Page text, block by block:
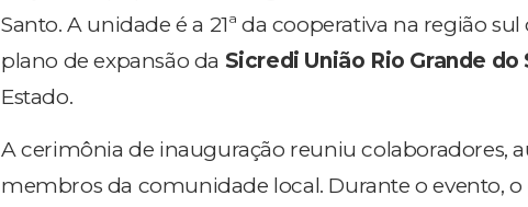
Santo. A unidade é a 21ª da cooperativa na região
plano de expansão da Sicredi União Rio Grande
Estado.
A cerimônia de inauguração reuniu colaboradores,
membros da comunidade local. Durante o evento, o